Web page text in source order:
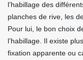
l’habillage des
planches de rive, les
Pour lui, le bon choix
l’habillage. Il existe
fixation apparente ou